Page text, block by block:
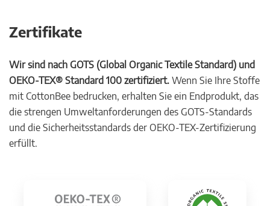
Zertifikate
Wir sind nach GOTS (Global Organic Textile Standard) und
OEKO-TEX® Standard 100 zertifiziert. Wenn Sie Ihre Stoffe
mit CottonBee bedrucken, erhalten Sie ein Endprodukt, das
die strengen Umweltanforderungen des GOTS-Standards
und die Sicherheitsstandards der OEKO-TEX-Zertifizierung
erfüllt.